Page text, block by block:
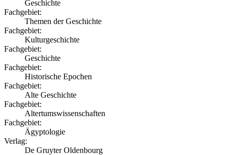
Geschichte
Fachgebiet:
Themen der Geschichte
Fachgebiet:
Kulturgeschichte
Fachgebiet:
Geschichte
Fachgebiet:
Historische Epochen
Fachgebiet:
Alte Geschichte
Fachgebiet:
Altertumswissenschaften
Fachgebiet:
Ägyptologie
Verlag:
De Gruyter Oldenbourg